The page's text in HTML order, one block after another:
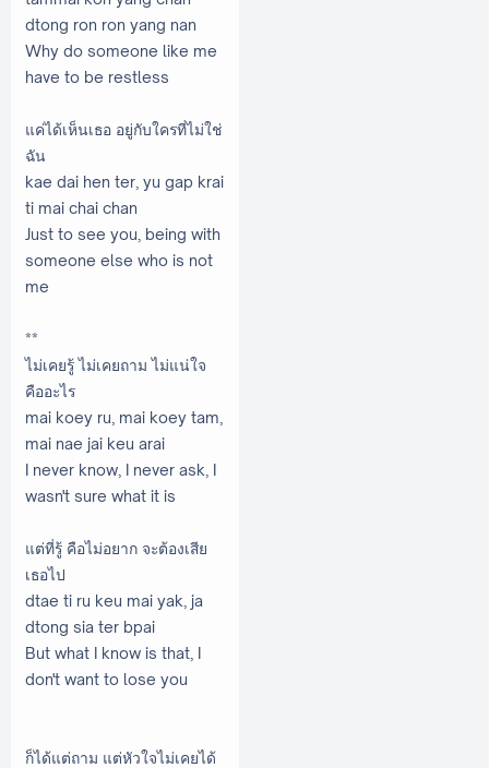
dtong ron ron yang nan
Why do someone like me
have to be restless
แค่ได้เห็นเธอ อยู่กับใครที่ไม่ใช่
ฉัน
kae dai hen ter, yu gap krai
ti mai chai chan
Just to see you, being with
someone else who is not
me
**
ไม่เคยรู้ ไม่เคยถาม ไม่แน่ใจ
คืออะไร
mai koey ru, mai koey tam,
mai nae jai keu arai
I never know, I never ask, I
wasn't sure what it is
แต่ที่รู้ คือไม่อยาก จะต้องเสีย
เธอไป
dtae ti ru keu mai yak, ja
dtong sia ter bpai
But what I know is that, I
don't want to lose you
ก็ได้แต่ถาม แต่หัวใจไม่เคยได้